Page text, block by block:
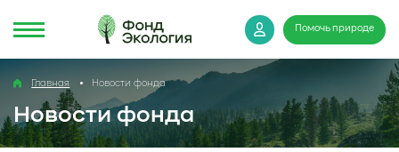
Помочь природе
Главная Новости фонда
Новости фонда